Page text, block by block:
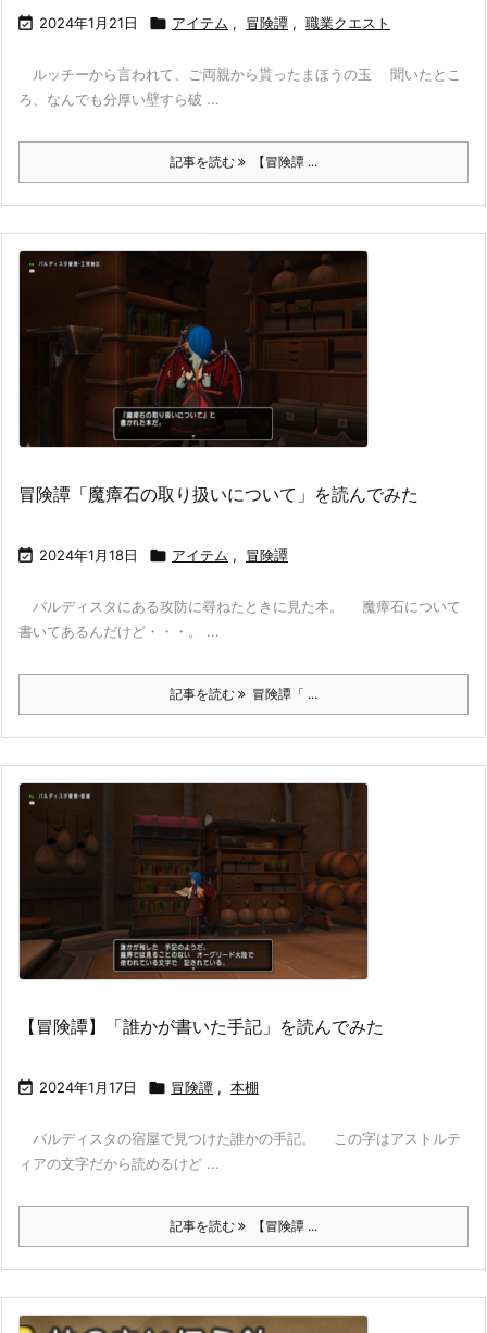
 2024年1月21日  アイテム , 冒険譚 , 職業クエスト
ルッチーから言われて、ご両親から貰ったまほうの玉 聞いたとこ
ろ、なんでも分厚い壁すら破 ...
記事を読む 【冒険譚 ...
冒険譚「魔瘴石の取り扱いについて」を読んでみた
 2024年1月18日  アイテム , 冒険譚
バルディスタにある攻防に尋ねたときに見た本。 魔瘴石について
書いてあるんだけど・・・。 ...
記事を読む 冒険譚「 ...
【冒険譚】「誰かが書いた手記」を読んでみた
 2024年1月17日  冒険譚 , 本棚
バルディスタの宿屋で見つけた誰かの手記。 この字はアストルテ
ィアの文字だから読めるけど ...
記事を読む 【冒険譚 ...